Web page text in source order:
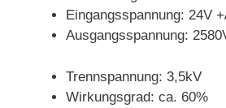
Eingangsspannung: 24V
Ausgangsspannung:
Trennspannung: 3,5kV
Wirkungsgrad: ca. 60%